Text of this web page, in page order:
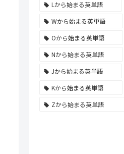
Lから始まる英単語
Wから始まる英単語
Oから始まる英単語
Nから始まる英単語
Jから始まる英単語
Kから始まる英単語
Zから始まる英単語